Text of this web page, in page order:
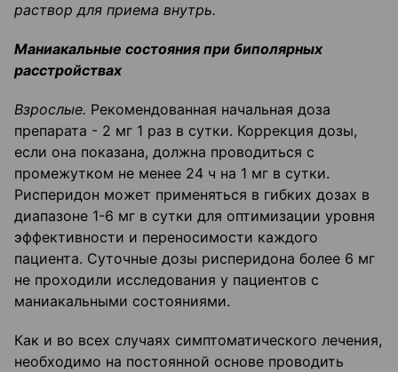
раствор для приема внутрь.
Маниакальные состояния при биполярных
расстройствах
Взрослые. Рекомендованная начальная доза
препарата - 2 мг 1 раз в сутки. Коррекция дозы,
если она показана, должна проводиться с
промежутком не менее 24 ч на 1 мг в сутки.
Рисперидон может применяться в гибких дозах в
диапазоне 1-6 мг в сутки для оптимизации уровня
эффективности и переносимости каждого
пациента. Суточные дозы рисперидона более 6 мг
не проходили исследования у пациентов с
маниакальными состояниями.
Как и во всех случаях симптоматического лечения,
необходимо на постоянной основе проводить